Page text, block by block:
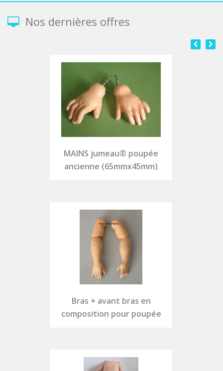
Nos dernières offres
MAINS jumeau® poupée
ancienne (65mmx45mm)
Bras + avant bras en
composition pour poupée